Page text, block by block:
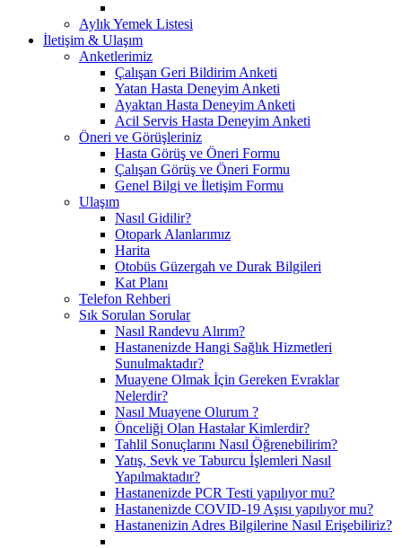
Aylık Yemek Listesi
İletişim & Ulaşım
Anketlerimiz
Çalışan Geri Bildirim Anketi
Yatan Hasta Deneyim Anketi
Ayaktan Hasta Deneyim Anketi
Acil Servis Hasta Deneyim Anketi
Öneri ve Görüşleriniz
Hasta Görüş ve Öneri Formu
Çalışan Görüş ve Öneri Formu
Genel Bilgi ve İletişim Formu
Ulaşım
Nasıl Gidilir?
Otopark Alanlarımız
Harita
Otobüs Güzergah ve Durak Bilgileri
Kat Planı
Telefon Rehberi
Sık Sorulan Sorular
Nasıl Randevu Alırım?
Hastanenizde Hangi Sağlık Hizmetleri
Sunulmaktadır?
Muayene Olmak İçin Gereken Evraklar
Nelerdir?
Nasıl Muayene Olurum ?
Önceliği Olan Hastalar Kimlerdir?
Tahlil Sonuçlarını Nasıl Öğrenebilirim?
Yatış, Sevk ve Taburcu İşlemleri Nasıl
Yapılmaktadır?
Hastanenizde PCR Testi yapılıyor mu?
Hastanenizde COVID-19 Aşısı yapılıyor mu?
Hastanenizin Adres Bilgilerine Nasıl Erişebiliriz?